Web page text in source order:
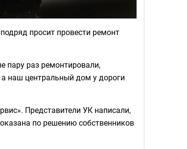
просит провести ремонт
пару раз ремонтировали,
а наш центральный дом у дороги
Представители УК написали,
по решению собственников